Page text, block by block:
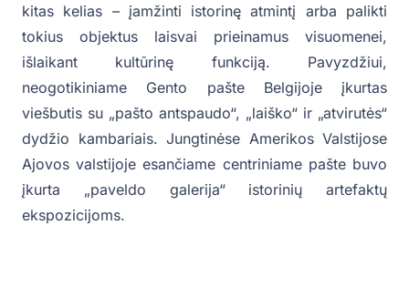
kitas kelias – įamžinti istorinę atmintį arba palikti
tokius objektus laisvai prieinamus visuomenei,
išlaikant kultūrinę funkciją. Pavyzdžiui,
neogotikiniame Gento pašte Belgijoje įkurtas
viešbutis su „pašto antspaudo“, „laiško“ ir „atvirutės“
dydžio kambariais. Jungtinėse Amerikos Valstijose
Ajovos valstijoje esančiame centriniame pašte buvo
įkurta „paveldo galerija“ istorinių artefaktų
ekspozicijoms.